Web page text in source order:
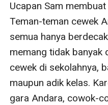
Ucapan Sam
Teman-teman cewek
semua hanya
memang tidak banyak
cewek di sekolahnya,
maupun adik kelas.
gara Andara, cowok-